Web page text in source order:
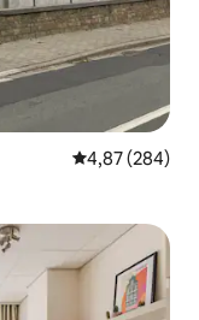
Vidutinis
4,87 (284)